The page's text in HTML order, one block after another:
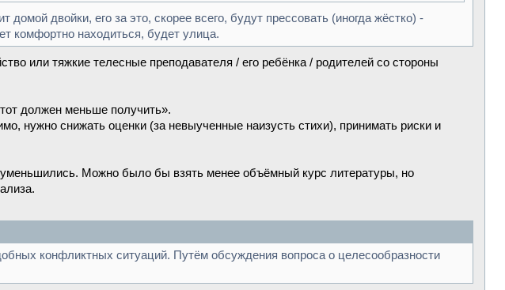
двойки, его за это, скорее всего, будут прессовать (иногда жёстко) -
комфортно находиться, будет улица.
или тяжкие телесные преподавателя / его ребёнка / родителей со стороны
должен меньше получить».
нужно снижать оценки (за невыученные наизусть стихи), принимать риски и
Можно было бы взять менее объёмный курс литературы, но
конфликтных ситуаций. Путём обсуждения вопроса о целесообразности